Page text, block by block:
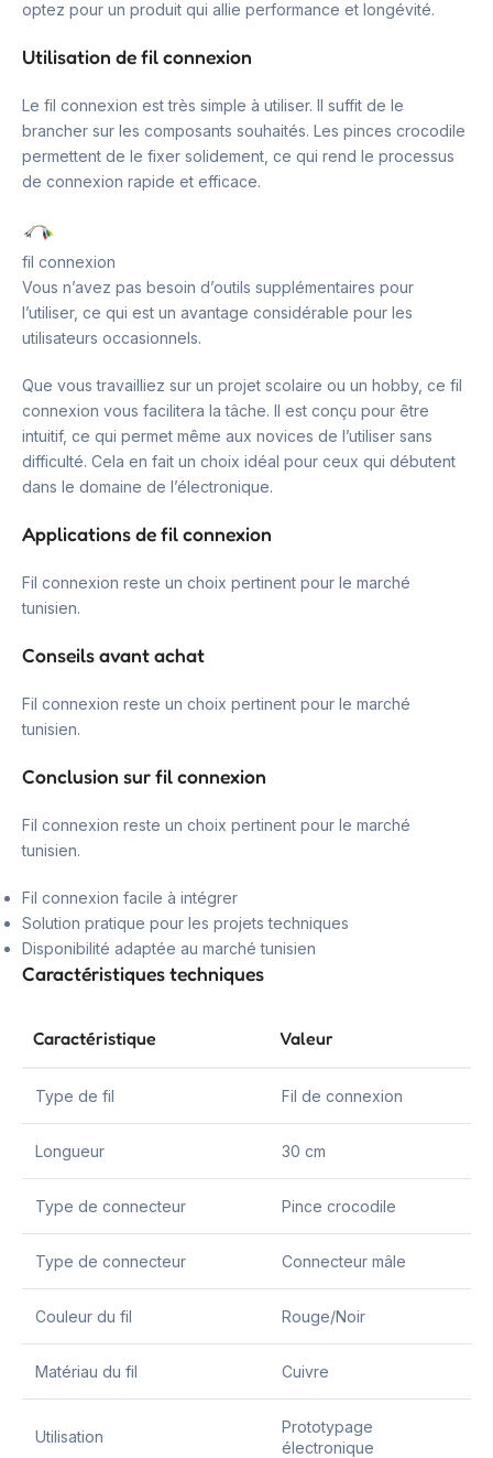
optez pour un produit qui allie performance et longévité.
Utilisation de fil connexion
Le fil connexion est très simple à utiliser. Il suffit de le
brancher sur les composants souhaités. Les pinces crocodile
permettent de le fixer solidement, ce qui rend le processus
de connexion rapide et efficace.
fil connexion
Vous n’avez pas besoin d’outils supplémentaires pour
l’utiliser, ce qui est un avantage considérable pour les
utilisateurs occasionnels.
Que vous travailliez sur un projet scolaire ou un hobby, ce fil
connexion vous facilitera la tâche. Il est conçu pour être
intuitif, ce qui permet même aux novices de l’utiliser sans
difficulté. Cela en fait un choix idéal pour ceux qui débutent
dans le domaine de l’électronique.
Applications de fil connexion
Fil connexion reste un choix pertinent pour le marché
tunisien.
Conseils avant achat
Fil connexion reste un choix pertinent pour le marché
tunisien.
Conclusion sur fil connexion
Fil connexion reste un choix pertinent pour le marché
tunisien.
Fil connexion facile à intégrer
Solution pratique pour les projets techniques
Disponibilité adaptée au marché tunisien
Caractéristiques techniques
Caractéristique Valeur
Type de fil Fil de connexion
Longueur 30 cm
Type de connecteur Pince crocodile
Type de connecteur Connecteur mâle
Couleur du fil Rouge/Noir
Matériau du fil Cuivre
Utilisation
Prototypage
électronique